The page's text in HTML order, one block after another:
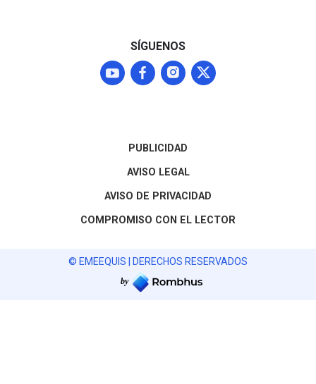
SÍGUENOS
PUBLICIDAD
AVISO LEGAL
AVISO DE PRIVACIDAD
COMPROMISO CON EL LECTOR
© EMEEQUIS | DERECHOS RESERVADOS
by